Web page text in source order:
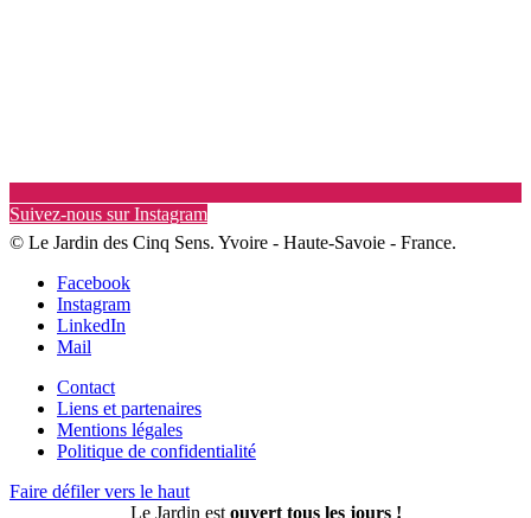
Suivez-nous sur Instagram
© Le Jardin des Cinq Sens. Yvoire - Haute-Savoie - France.
Facebook
Instagram
LinkedIn
Mail
Contact
Liens et partenaires
Mentions légales
Politique de confidentialité
Faire défiler vers le haut
Le Jardin estouvert tous les jours !